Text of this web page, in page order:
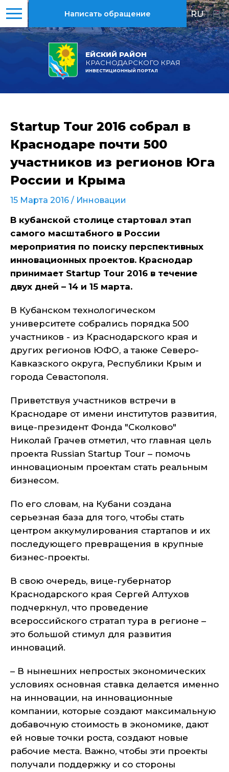
ЕЙСКИЙ РАЙОН
КРАСНОДАРСКОГО КРАЯ
ИНВЕСТИЦИОННЫЙ ПОРТАЛ
Написать обращение RU | EN
Startup Tour 2016 собрал в
Краснодаре почти 500
участников из регионов Юга
России и Крыма
15 Марта 2016 / Инновации
В кубанской столице стартовал этап
самого масштабного в России
мероприятия по поиску перспективных
инновационных проектов. Краснодар
принимает Startup Tour 2016 в течение
двух дней – 14 и 15 марта.
В Кубанском технологическом
университете собрались порядка 500
участников - из Краснодарского края и
других регионов ЮФО, а также Северо-
Кавказского округа, Республики Крым и
города Севастополя.
Приветствуя участников встречи в
Краснодаре от имени институтов развития,
вице-президент Фонда "Сколково"
Николай Грачев отметил, что главная цель
проекта Russian Startup Tour – помочь
инновационым проектам стать реальным
бизнесом.
По его словам, на Кубани создана
серьезная база для того, чтобы стать
центром аккумулирования стартапов и их
последующего превращения в крупные
бизнес-проекты.
В свою очередь, вице-губернатор
Краснодарского края Сергей Алтухов
подчеркнул, что проведение
всероссийского стратап тура в регионе –
это большой стимул для развития
инноваций.
– В нынешних непростых экономических
условиях основная ставка делается именно
на инновации, на инновационные
компании, которые создают максимальную
добавочную стоимость в экономике, дают
ей новые точки роста, создают новые
рабочие места. Важно, чтобы эти проекты
получали поддержку и со стороны